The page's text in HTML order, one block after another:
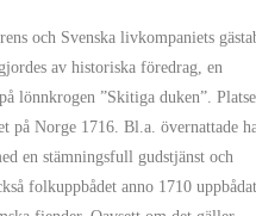
och Svenska livkompaniets
av historiska föredrag, en
lönnkrogen ”Skitiga duken”.
på Norge 1716. Bl.a. övernattade
en stämningsfull gudstjänst och
folkuppbådet anno 1710 uppbådat